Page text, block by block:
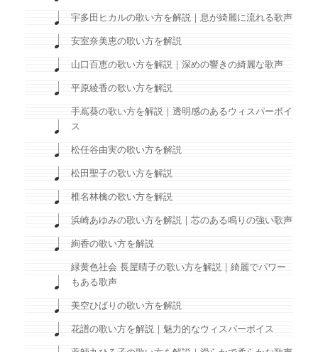
宇多田ヒカルの歌い方を解説｜息が綺麗に流れる歌声
安室奈美恵の歌い方を解説
山口百恵の歌い方を解説｜深めの響きの綺麗な歌声
平原綾香の歌い方を解説
手嶌葵の歌い方を解説｜透明感のあるウィスパーボイ
ス
松任谷由実の歌い方を解説
松田聖子の歌い方を解説
椎名林檎の歌い方を解説
浜崎あゆみの歌い方を解説｜芯のある鳴りの強い歌声
絢香の歌い方を解説
緑黄色社会 長屋晴子の歌い方を解説｜綺麗でパワー
もある歌声
美空ひばりの歌い方を解説
花譜の歌い方を解説｜魅力的なウィスパーボイス